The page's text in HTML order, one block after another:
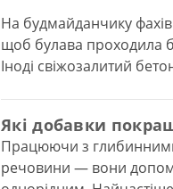
На будмайданчику
щоб булава проходила
Іноді свіжозалитий
Які добавки
Працюючи з глибинними
речовини — вони